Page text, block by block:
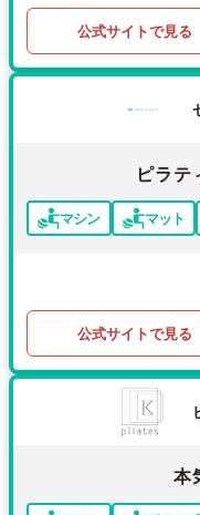
公式サイトで見る
ピラテ
マシン マット
公式サイトで見る
本